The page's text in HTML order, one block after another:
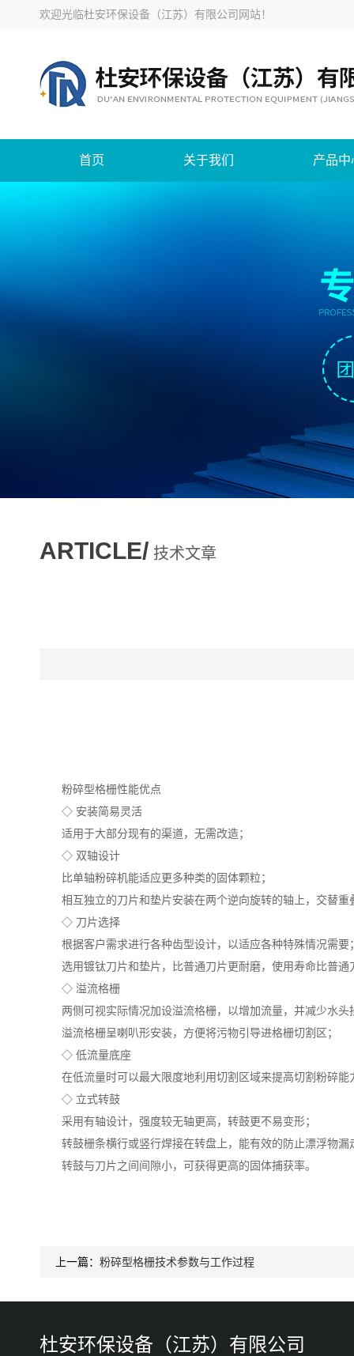
欢迎光临杜安环保设备（江苏）有限公司网站！
首页 关于我们 产品中
ARTICLE/ 技术文章
粉碎型格栅性能优点
◇ 安装简易灵活
适用于大部分现有的渠道，无需改造；
◇ 双轴设计
比单轴粉碎机能适应更多种类的固体颗粒；
相互独立的刀片和垫片安装在两个逆向旋转的轴上，交替
◇ 刀片选择
根据客户需求进行各种齿型设计，以适应各种特殊情况需要
选用镀钛刀片和垫片，比普通刀片更耐磨，使用寿命比普通
◇ 溢流格栅
两侧可视实际情况加设溢流格栅，以增加流量，并减少水头
溢流格栅呈喇叭形安装，方便将污物引导进格栅切割区；
◇ 低流量底座
在低流量时可以最大限度地利用切割区域来提高切割粉碎能
◇ 立式转鼓
采用有轴设计，强度较无轴更高，转鼓更不易变形；
转鼓栅条横行或竖行焊接在转盘上，能有效的防止漂浮物漏
转鼓与刀片之间间隙小，可获得更高的固体捕获率。
上一篇： 粉碎型格栅技术参数与工作过程
杜安环保设备（江苏）有限公司